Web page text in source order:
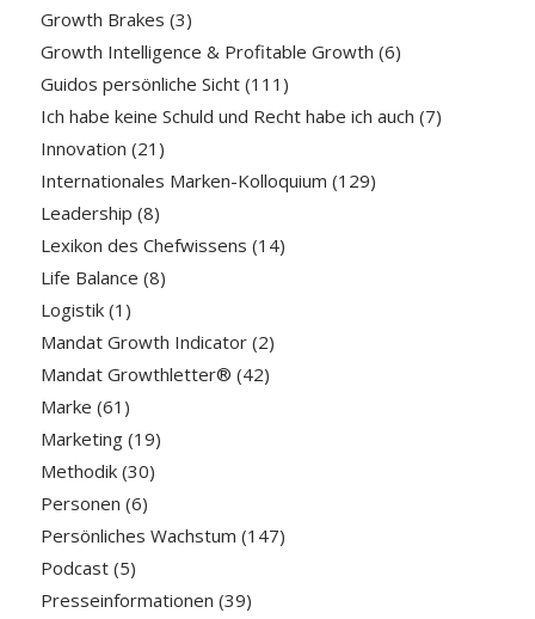
Growth Brakes (3)
Growth Intelligence & Profitable Growth (6)
Guidos persönliche Sicht(111)
Ich habe keine Schuld und Recht habe ich auch (7)
Innovation (21)
Internationales Marken-Kolloquium (129)
Leadership (8)
Lexikon des Chefwissens (14)
Life Balance (8)
Logistik(1)
Mandat Growth Indicator(2)
Mandat Growthletter® (42)
Marke (61)
Marketing(19)
Methodik(30)
Personen (6)
Persönliches Wachstum (147)
Podcast(5)
Presseinformationen (39)